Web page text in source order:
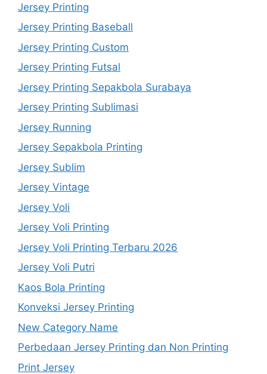
Jersey Printing
Jersey Printing Baseball
Jersey Printing Custom
Jersey Printing Futsal
Jersey Printing Sepakbola Surabaya
Jersey Printing Sublimasi
Jersey Running
Jersey Sepakbola Printing
Jersey Sublim
Jersey Vintage
Jersey Voli
Jersey Voli Printing
Jersey Voli Printing Terbaru 2026
Jersey Voli Putri
Kaos Bola Printing
Konveksi Jersey Printing
New Category Name
Perbedaan Jersey Printing dan Non Printing
Print Jersey